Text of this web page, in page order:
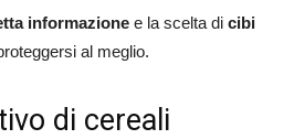
informazione e la scelta di cibi
al meglio.
di cereali